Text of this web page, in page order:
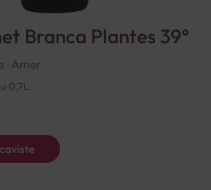
Branca Plantes 39°
Amer
0,7L